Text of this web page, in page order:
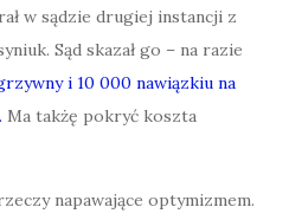
w sądzie drugiej instancji z
Sąd skazał go – na razie
i 10 000 nawiązkiu na
Ma takżę pokryć koszta
napawające optymizmem.